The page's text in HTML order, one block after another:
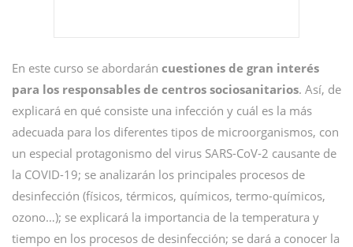
En este curso se abordarán cuestiones de gran interés
para los responsables de centros sociosanitarios. Así, de
explicará en qué consiste una infección y cuál es la más
adecuada para los diferentes tipos de microorganismos, con
un especial protagonismo del virus SARS-CoV-2 causante de
la COVID-19; se analizarán los principales procesos de
desinfección (físicos, térmicos, químicos, termo-químicos,
ozono…); se explicará la importancia de la temperatura y
tiempo en los procesos de desinfección; se dará a conocer la